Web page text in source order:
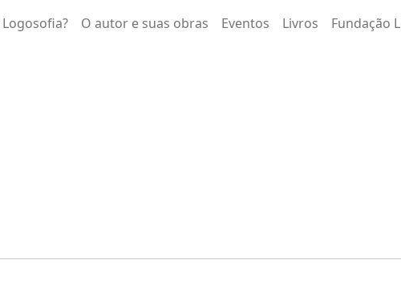
O autor e suas obras Eventos Livros Fundação